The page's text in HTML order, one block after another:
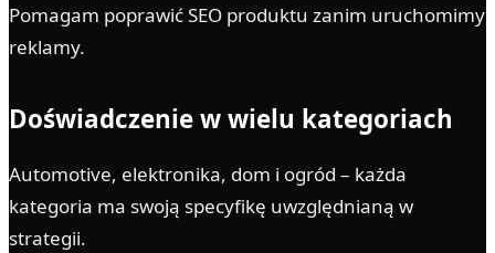
Pomagam poprawić SEO produktu zanim uruchomimy
reklamy.
Doświadczenie w wielu kategoriach
Automotive, elektronika, dom i ogród – każda
kategoria ma swoją specyfikę uwzględnianą w
strategii.